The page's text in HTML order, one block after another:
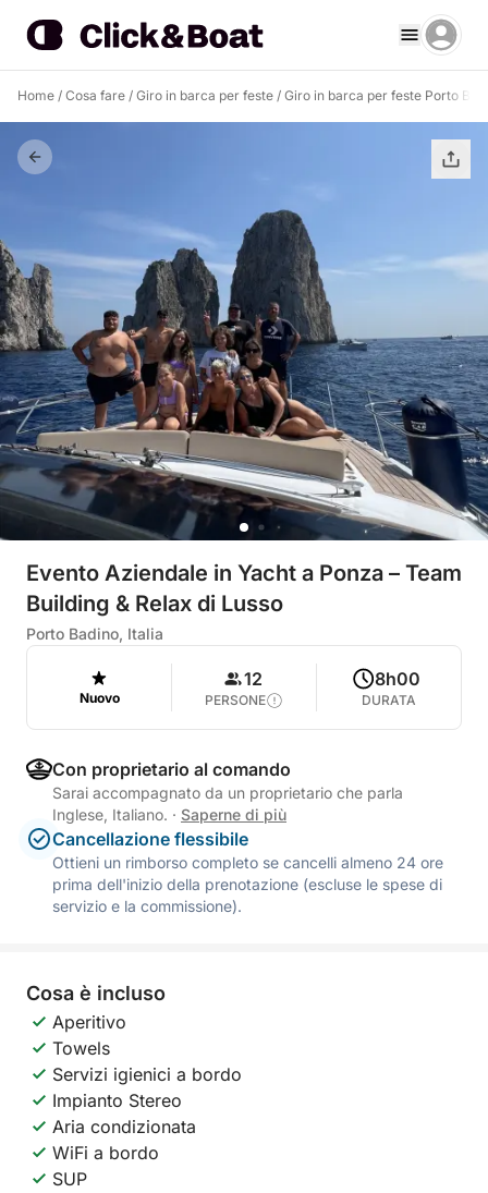
Home / Cosa fare / Giro in barca per feste / Giro in barca per feste Porto
Evento Aziendale in Yacht a Ponza – Team
Building & Relax di Lusso
Porto Badino, Italia
Nuovo
12
PERSONE
8h00
DURATA
Con proprietario al comando
Sarai accompagnato da un proprietario che parla
Inglese, Italiano. · Saperne di più
Cancellazione flessibile
Ottieni un rimborso completo se cancelli almeno 24 ore
prima dell'inizio della prenotazione (escluse le spese di
servizio e la commissione).
Cosa è incluso
Aperitivo
Towels
Servizi igienici a bordo
Impianto Stereo
Aria condizionata
WiFi a bordo
SUP